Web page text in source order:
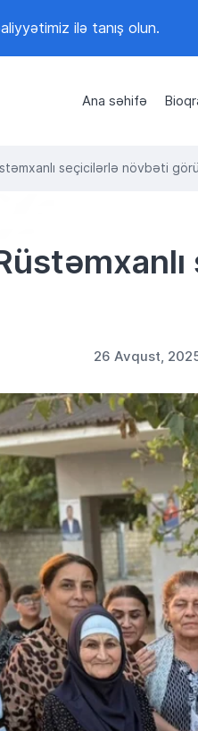
ilə tanış olun.
Ana səhifə
seçicilərlə növbəti
26 Avqust,